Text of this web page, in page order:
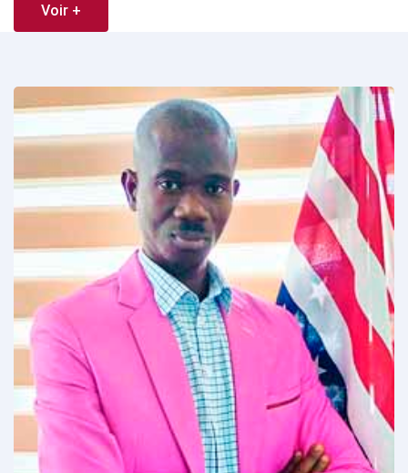
Voir +